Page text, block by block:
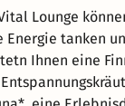
Lounge
tanken
Ihnen eine